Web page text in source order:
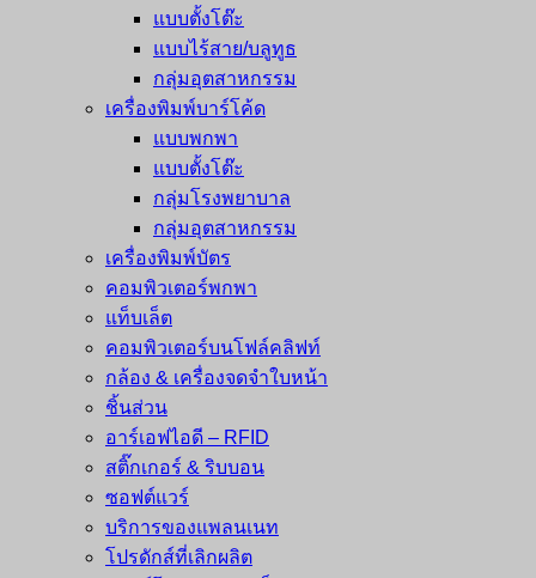
แบบตั้งโต๊ะ
แบบไร้สาย/บลูทูธ
กลุ่มอุตสาหกรรม
เครื่องพิมพ์บาร์โค้ด
แบบพกพา
แบบตั้งโต๊ะ
กลุ่มโรงพยาบาล
กลุ่มอุตสาหกรรม
เครื่องพิมพ์บัตร
คอมพิวเตอร์พกพา
แท็บเล็ต
คอมพิวเตอร์บนโฟล์คลิฟท์
กล้อง & เครื่องจดจำใบหน้า
ชิ้นส่วน
อาร์เอฟไอดี – RFID
สติ๊กเกอร์ & ริบบอน
ซอฟต์แวร์
บริการของแพลนเนท
โปรดักส์ที่เลิกผลิต